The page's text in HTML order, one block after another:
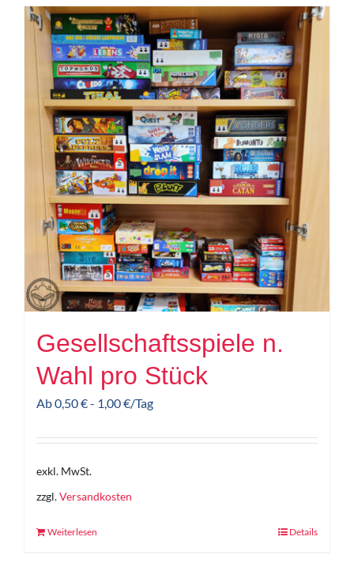
Gesellschaftsspiele n.
Wahl pro Stück
Ab0,50€- 1,00€/Tag
exkl. MwSt.
zzgl.Versandkosten
Weiterlesen Details